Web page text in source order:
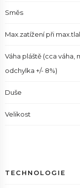
Směs
Max.zatížení při
Váha pláště (cca váha,
odchylka +/- 8%)
Duše
Velikost
TECHNOLOGIE